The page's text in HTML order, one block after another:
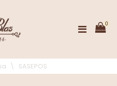
0
\ SASEPOS